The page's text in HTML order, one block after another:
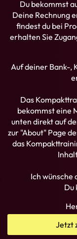
Du bekommst
Deine Rechnung
findest du bei
erhalten Sie
Auf deiner Bank-,
Das
bekommst eine
unten direkt auf
zur "About" Page
das
Ich wünsche
Du
Jetzt